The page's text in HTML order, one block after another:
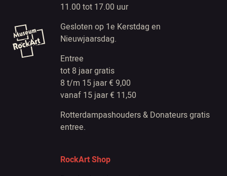
11.00 tot 17.00 uur
Gesloten op 1e Kerstdag en
Nieuwjaarsdag.
Entree
tot 8 jaar gratis
8 t/m 15 jaar € 9,00
vanaf 15 jaar € 11,50
Rotterdampashouders & Donateurs gratis
entree.
RockArt Shop